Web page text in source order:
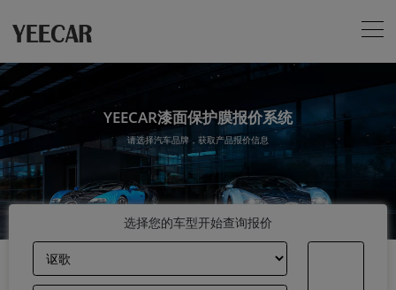
YEECAR漆面保护膜报价系统
请选择汽车品牌，获取产品报价信息
选择您的车型开始查询报价